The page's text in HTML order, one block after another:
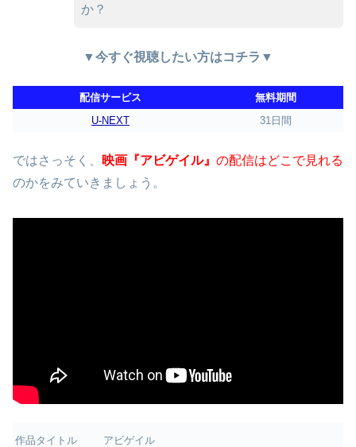
か？
▼今すぐ視聴したい方はコチラ▼
配信サービス
無料期間
U-NEXT
31日間
ではさっそく、 映画『アビゲイル』 の配信はどこで見れる
のかをみていきましょう。
作品タイトル アビゲイル